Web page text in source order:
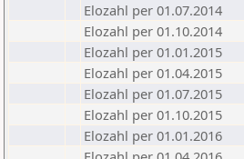
Elozahl per 01.07.2014
Elozahl per 01.10.2014
Elozahl per 01.01.2015
Elozahl per 01.04.2015
Elozahl per 01.07.2015
Elozahl per 01.10.2015
Elozahl per 01.01.2016